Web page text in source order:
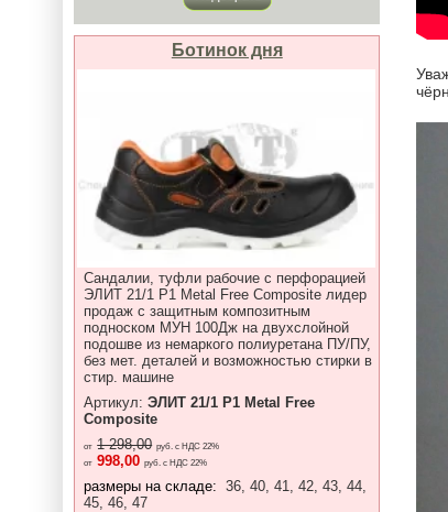
Ботинок дня
Сандалии, туфли рабочие с перфорацией
ЭЛИТ 21/1 P1 Metal Free Composite лидер
продаж с защитным композитным
подноском МУН 100Дж на двухслойной
подошве из немаркого полиуретана ПУ/ПУ,
без мет. деталей и возможностью стирки в
стир. машине
Артикул:ЭЛИТ 21/1 P1 Metal Free
Composite
от 1 298,00 руб. с НДС 22%
от 998,00 руб. с НДС 22%
размеры на складе: 36, 40, 41, 42, 43, 44,
45, 46, 47